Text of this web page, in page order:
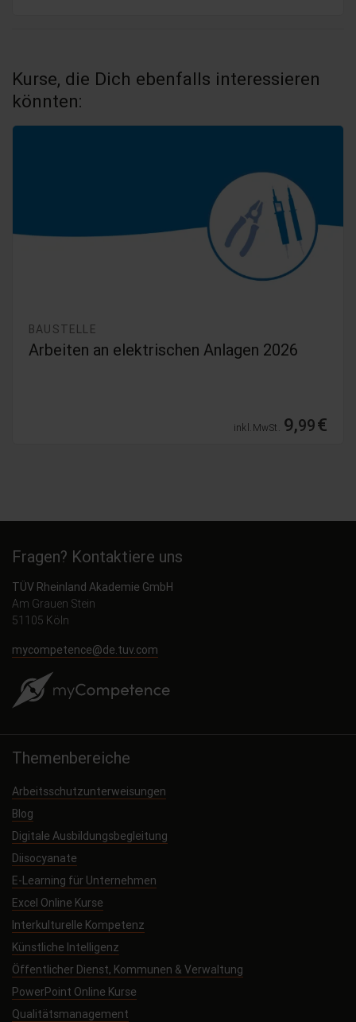
Kurse, die Dich ebenfalls interessieren
könnten:
BAUSTELLE
Arbeiten an elektrischen Anlagen 2026
inkl. MwSt. 9,99€
Fragen? Kontaktiere uns
TÜV Rheinland Akademie GmbH
Am Grauen Stein
51105 Köln
mycompetence@de.tuv.com
Themenbereiche
Arbeitsschutzunterweisungen
Blog
Digitale Ausbildungsbegleitung
Diisocyanate
E-Learning für Unternehmen
Excel Online Kurse
Interkulturelle Kompetenz
Künstliche Intelligenz
Öffentlicher Dienst, Kommunen & Verwaltung
PowerPoint Online Kurse
Qualitätsmanagement